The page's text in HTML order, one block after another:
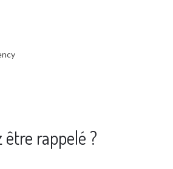
rappelé ?